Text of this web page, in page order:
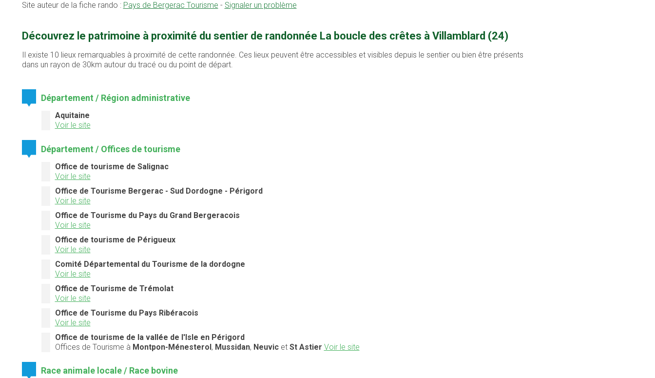
Site auteur de la fiche rando : Pays de Bergerac Tourisme - Signaler un problème
Découvrez le patrimoine à proximité du sentier de randonnée La boucle des crêtes à Villamblard (24)
Il existe 10 lieux remarquables à proximité de cette randonnée. Ces lieux peuvent être accessibles et visibles depuis le sentier ou bien être présents
dans un rayon de 30km autour du tracé ou du point de départ.
Département / Région administrative
Aquitaine
Voir le site
Département / Offices de tourisme
Office de tourisme de Salignac
Voir le site
Office de Tourisme Bergerac - Sud Dordogne - Périgord
Voir le site
Office de Tourisme du Pays du Grand Bergeracois
Voir le site
Office de tourisme de Périgueux
Voir le site
Comité Départemental du Tourisme de la dordogne
Voir le site
Office de Tourisme de Trémolat
Voir le site
Office de Tourisme du Pays Ribéracois
Voir le site
Office de tourisme de la vallée de l'Isle en Périgord
Offices de Tourisme à Montpon-Ménesterol, Mussidan, Neuvicet St Astier Voir le site
Race animale locale / Race bovine